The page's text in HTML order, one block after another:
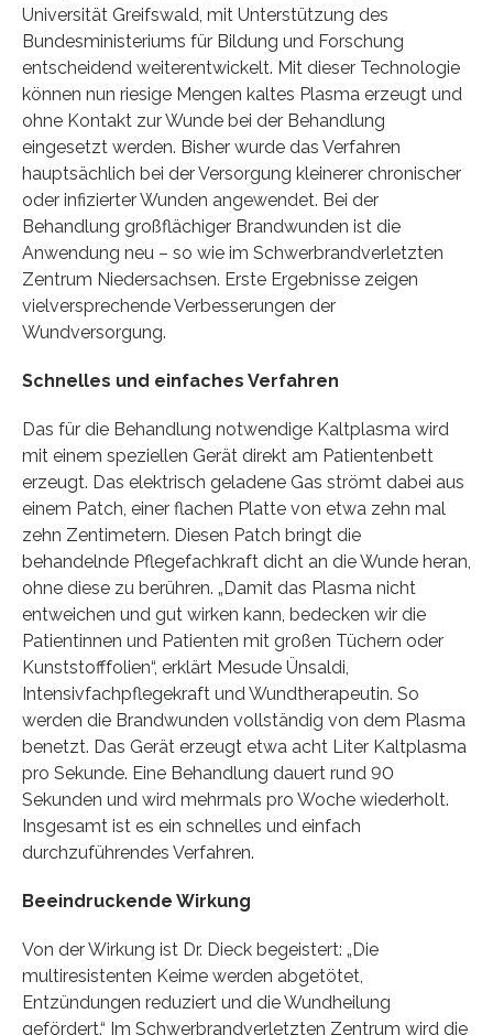
Universität Greifswald, mit Unterstützung des
Bundesministeriums für Bildung und Forschung
entscheidend weiterentwickelt. Mit dieser Technologie
können nun riesige Mengen kaltes Plasma erzeugt und
ohne Kontakt zur Wunde bei der Behandlung
eingesetzt werden. Bisher wurde das Verfahren
hauptsächlich bei der Versorgung kleinerer chronischer
oder infizierter Wunden angewendet. Bei der
Behandlung großflächiger Brandwunden ist die
Anwendung neu – so wie im Schwerbrandverletzten
Zentrum Niedersachsen. Erste Ergebnisse zeigen
vielversprechende Verbesserungen der
Wundversorgung.
Schnelles und einfaches Verfahren
Das für die Behandlung notwendige Kaltplasma wird
mit einem speziellen Gerät direkt am Patientenbett
erzeugt. Das elektrisch geladene Gas strömt dabei aus
einem Patch, einer flachen Platte von etwa zehn mal
zehn Zentimetern. Diesen Patch bringt die
behandelnde Pflegefachkraft dicht an die Wunde heran,
ohne diese zu berühren. „Damit das Plasma nicht
entweichen und gut wirken kann, bedecken wir die
Patientinnen und Patienten mit großen Tüchern oder
Kunststofffolien“, erklärt Mesude Ünsaldi,
Intensivfachpflegekraft und Wundtherapeutin. So
werden die Brandwunden vollständig von dem Plasma
benetzt. Das Gerät erzeugt etwa acht Liter Kaltplasma
pro Sekunde. Eine Behandlung dauert rund 90
Sekunden und wird mehrmals pro Woche wiederholt.
Insgesamt ist es ein schnelles und einfach
durchzuführendes Verfahren.
Beeindruckende Wirkung
Von der Wirkung ist Dr. Dieck begeistert: „Die
multiresistenten Keime werden abgetötet,
Entzündungen reduziert und die Wundheilung
gefördert.“ Im Schwerbrandverletzten Zentrum wird die